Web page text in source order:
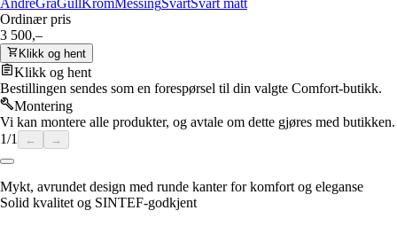
AndreGråGullKromMessingSvartSvart matt
Ordinær pris
3 500,–
Klikk og hent
Klikk og hent
Bestillingen sendes som en forespørsel til din valgte Comfort-butikk.
Montering
Vi kan montere alle produkter, og avtale om dette gjøres med butikken.
1/1 ← →
Mykt, avrundet design med runde kanter for komfort og eleganse
Solid kvalitet og SINTEF-godkjent